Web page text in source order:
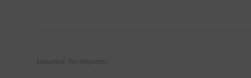
Etiquetas: Sin etiquetas